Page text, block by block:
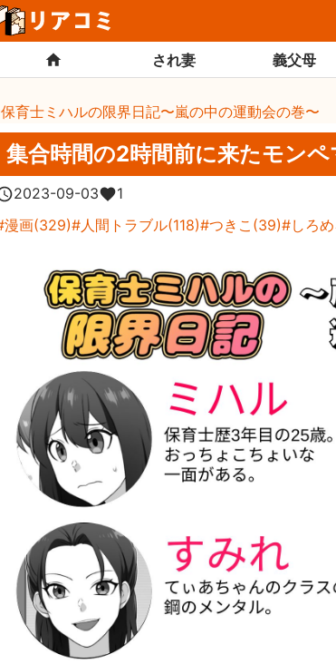
され妻 義父母
保育士ミハルの限界日記〜嵐の中の運動会の巻〜
集合時間の2時間前に来たモン
2023-09-03
1
漫画(329) 人間トラブル(118) つきこ (39) しろ